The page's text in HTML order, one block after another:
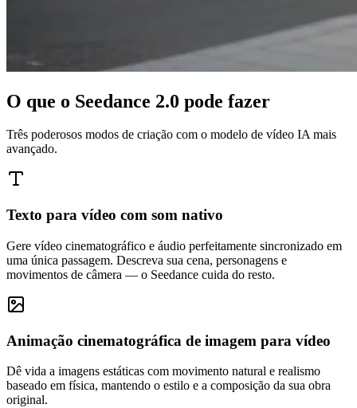
O que o Seedance 2.0 pode fazer
Três poderosos modos de criação com o modelo de vídeo IA mais
avançado.
Texto para vídeo com som nativo
Gere vídeo cinematográfico e áudio perfeitamente sincronizado em
uma única passagem. Descreva sua cena, personagens e
movimentos de câmera — o Seedance cuida do resto.
Animação cinematográfica de imagem para vídeo
Dê vida a imagens estáticas com movimento natural e realismo
baseado em física, mantendo o estilo e a composição da sua obra
original.